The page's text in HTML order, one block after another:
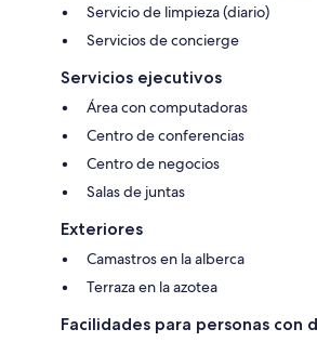
Servicio de limpieza (diario)
Servicios de concierge
Servicios ejecutivos
Área con computadoras
Centro de conferencias
Centro de negocios
Salas de juntas
Exteriores
Camastros en la alberca
Terraza en la azotea
Facilidades para personas con